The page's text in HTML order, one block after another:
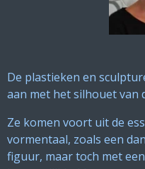
De plastieken en
aan met het silhouet van
Ze komen voort uit de
vormentaal, zoals een
figuur, maar toch met